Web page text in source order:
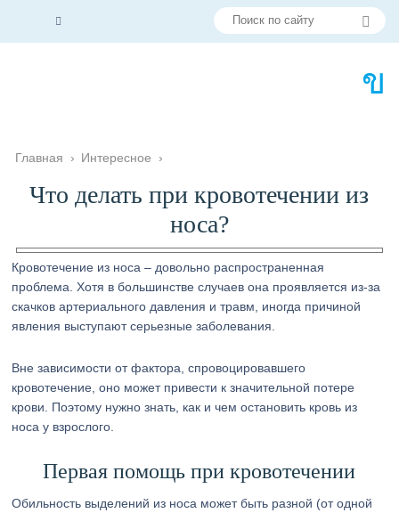
Главная › Интересное ›
Что делать при кровотечении из
носа?
Кровотечение из носа – довольно распространенная
проблема. Хотя в большинстве случаев она проявляется из-за
скачков артериального давления и травм, иногда причиной
явления выступают серьезные заболевания.
Вне зависимости от фактора, спровоцировавшего
кровотечение, оно может привести к значительной потере
крови. Поэтому нужно знать, как и чем остановить кровь из
носа у взрослого.
Первая помощь при кровотечении
Обильность выделений из носа может быть разной (от одной